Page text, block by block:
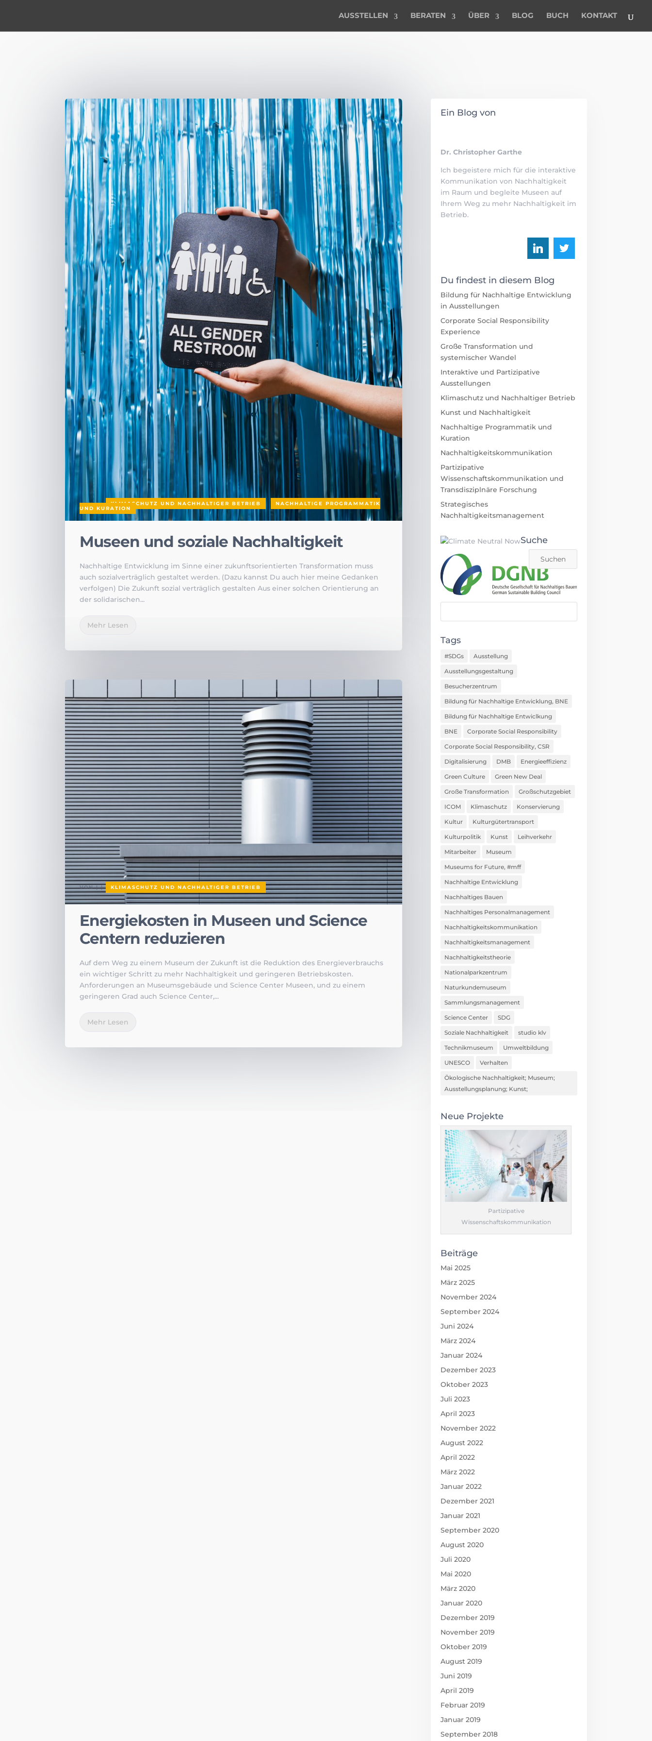
AUSSTELLEN BERATEN ÜBER BLOG BUCH KONTAKT
VON|| KLIMASCHUTZ UND NACHHALTIGER BETRIEB , NACHHALTIGE PROGRAMMATIK
UND KURATION
Museen und soziale Nachhaltigkeit
Nachhaltige Entwicklung im Sinne einer zukunftsorientierten Transformation muss
auch sozialverträglich gestaltet werden. (Dazu kannst Du auch hier meine Gedanken
verfolgen) Die Zukunft sozial verträglich gestalten Aus einer solchen Orientierung an
der solidarischen...
Mehr Lesen
VON|| KLIMASCHUTZ UND NACHHALTIGER BETRIEB
Energiekosten in Museen und Science
Centern reduzieren
Auf dem Weg zu einem Museum der Zukunft ist die Reduktion des Energieverbrauchs
ein wichtiger Schritt zu mehr Nachhaltigkeit und geringeren Betriebskosten.
Anforderungen an Museumsgebäude und Science Center Museen, und zu einem
geringeren Grad auch Science Center,...
Mehr Lesen
Ein Blog von
Dr. Christopher Garthe
Ich begeistere mich für die interaktive
Kommunikation von Nachhaltigkeit
im Raum und begleite Museen auf
Ihrem Weg zu mehr Nachhaltigkeit im
Betrieb.
Du findest in diesem Blog
Bildung für Nachhaltige Entwicklung
in Ausstellungen
Corporate Social Responsibility
Experience
Große Transformation und
systemischer Wandel
Interaktive und Partizipative
Ausstellungen
Klimaschutz und Nachhaltiger Betrieb
Kunst und Nachhaltigkeit
Nachhaltige Programmatik und
Kuration
Nachhaltigkeitskommunikation
Partizipative
Wissenschaftskommunikation und
Transdisziplnäre Forschung
Strategisches
Nachhaltigkeitsmanagement
Suche
Tags
#SDGs Ausstellung
Ausstellungsgestaltung
Besucherzentrum
Bildung für Nachhaltige Entwicklung, BNE
Bildung für Nachhaltige Entwiclkung
BNE Corporate Social Responsibility
Corporate Social Responsibility, CSR
Digitalisierung DMB Energieeffizienz
Green Culture Green New Deal
Große Transformation Großschutzgebiet
ICOM Klimaschutz Konservierung
Kultur Kulturgütertransport
Kulturpolitik Kunst Leihverkehr
Mitarbeiter Museum
Museums for Future, #mff
Nachhaltige Entwicklung
Nachhaltiges Bauen
Nachhaltiges Personalmanagement
Nachhaltigkeitskommunikation
Nachhaltigkeitsmanagement
Nachhaltigkeitstheorie
Nationalparkzentrum
Naturkundemuseum
Sammlungsmanagement
Science Center SDG
Soziale Nachhaltigkeit studio klv
Technikmuseum Umweltbildung
UNESCO Verhalten
Ökologische Nachhaltigkeit; Museum;
Ausstellungsplanung; Kunst;
Neue Projekte
Partizipative
Wissenschaftskommunikation
Beiträge
Mai 2025
März 2025
November 2024
September 2024
Juni 2024
März 2024
Januar 2024
Dezember 2023
Oktober 2023
Juli 2023
April 2023
November 2022
August 2022
April 2022
März 2022
Januar 2022
Dezember 2021
Januar 2021
September 2020
August 2020
Juli 2020
Mai 2020
März 2020
Januar 2020
Dezember 2019
November 2019
Oktober 2019
August 2019
Juni 2019
April 2019
Februar 2019
Januar 2019
September 2018